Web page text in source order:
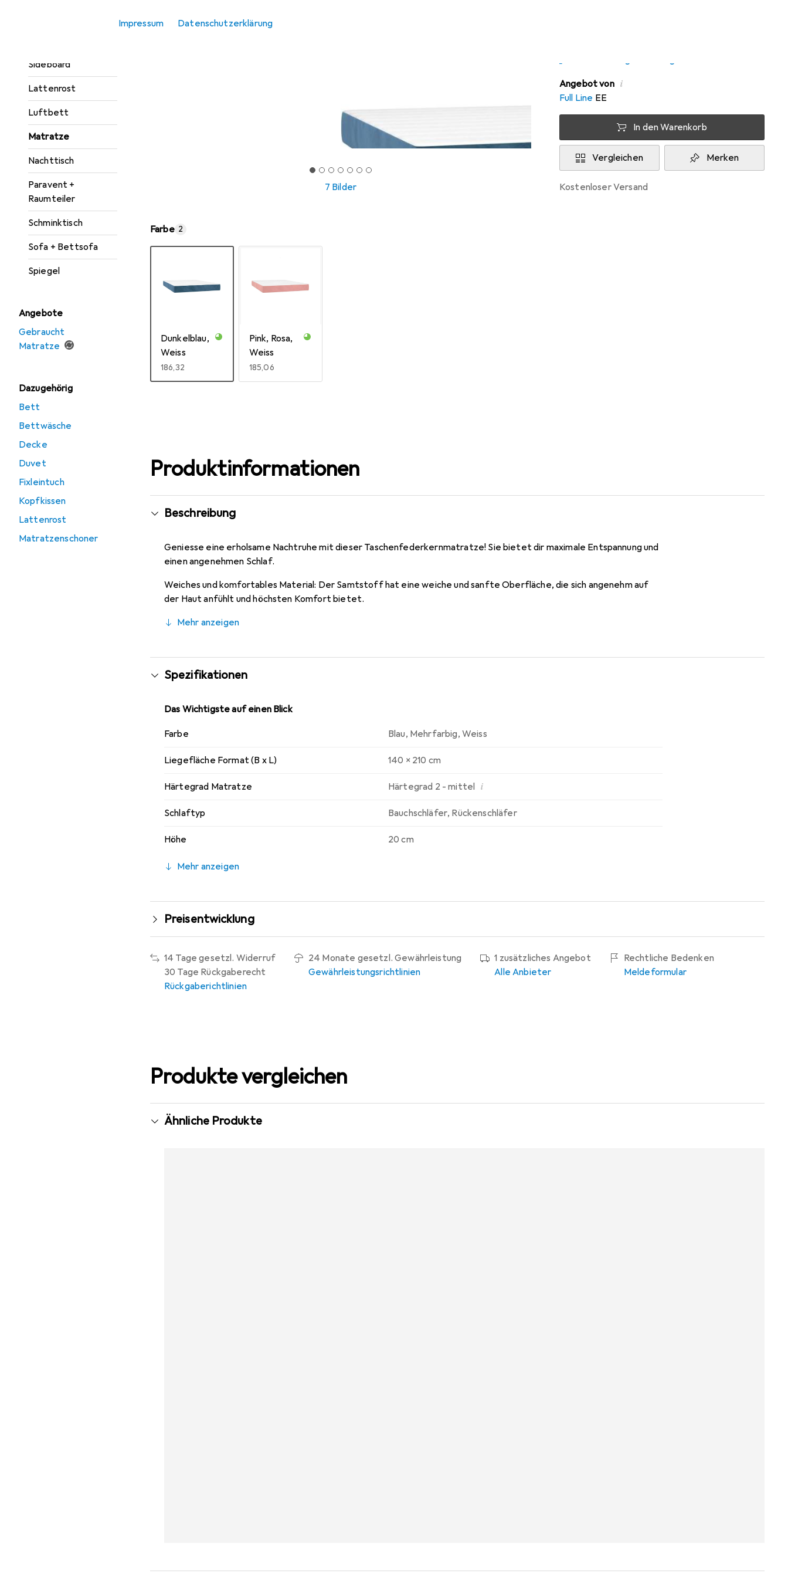
Impressum Datenschutzerklärung
Sideboard
Lattenrost
Luftbett
Matratze
Nachttisch
Paravent +
Raumteiler
Schminktisch
Sofa + Bettsofa
Spiegel
Angebote
Gebraucht
Matratze
Dazugehörig
Bett
Bettwäsche
Decke
Duvet
Fixleintuch
Kopfkissen
Lattenrost
Matratzenschoner
7 Bilder
Angebot von i
Full Line EE
In den Warenkorb
Vergleichen Merken
kostenloser Versand
Farbe 2
Dunkelblau,
Weiss
EUR
186,32
Pink, Rosa,
Weiss
EUR
185,06
Produktinformationen
Beschreibung
Geniesse eine erholsame Nachtruhe mit dieser Taschenfederkernmatratze! Sie bietet dir maximale Entspannung und
einen angenehmen Schlaf.
Weiches und komfortables Material: Der Samtstoff hat eine weiche und sanfte Oberfläche, die sich angenehm auf
der Haut anfühlt und höchsten Komfort bietet.
Mehr anzeigen
Spezifikationen
Das Wichtigste auf einen Blick
Farbe Blau, Mehrfarbig, Weiss
Liegefläche Format (B x L) 140 x 210 cm
Härtegrad Matratze Härtegrad 2 - mittel i
Schlaftyp Bauchschläfer, Rückenschläfer
Höhe 20 cm
Mehr anzeigen
Preisentwicklung
14 Tage gesetzl. Widerruf
30 Tage Rückgaberecht
Rückgaberichtlinien
24 Monate gesetzl. Gewährleistung
Gewährleistungsrichtlinien
1 zusätzliches Angebot
Alle Anbieter
Rechtliche Bedenken
Meldeformular
Produkte vergleichen
Ähnliche Produkte